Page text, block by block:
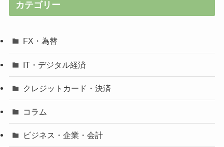
カテゴリー
FX・為替
IT・デジタル経済
クレジットカード・決済
コラム
ビジネス・企業・会計